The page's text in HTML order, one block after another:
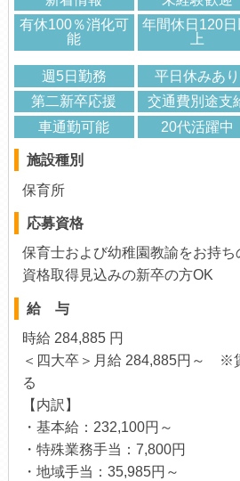
有休100％消化可
能
年間休日120日
上
週5日勤務
平日休みあり
第二新卒応援
交通費別途支
車通勤可能
20代活躍中
施設種別
保育所
応募資格
保育士および幼稚園教諭をお持ち
資格取得見込みの新卒の方OK
給 与
時給 284,885 円
＜四大卒＞月給 284,885円～ ※
る
【内
・基本給：
・特殊業務手当
・地域手当：35,985円～